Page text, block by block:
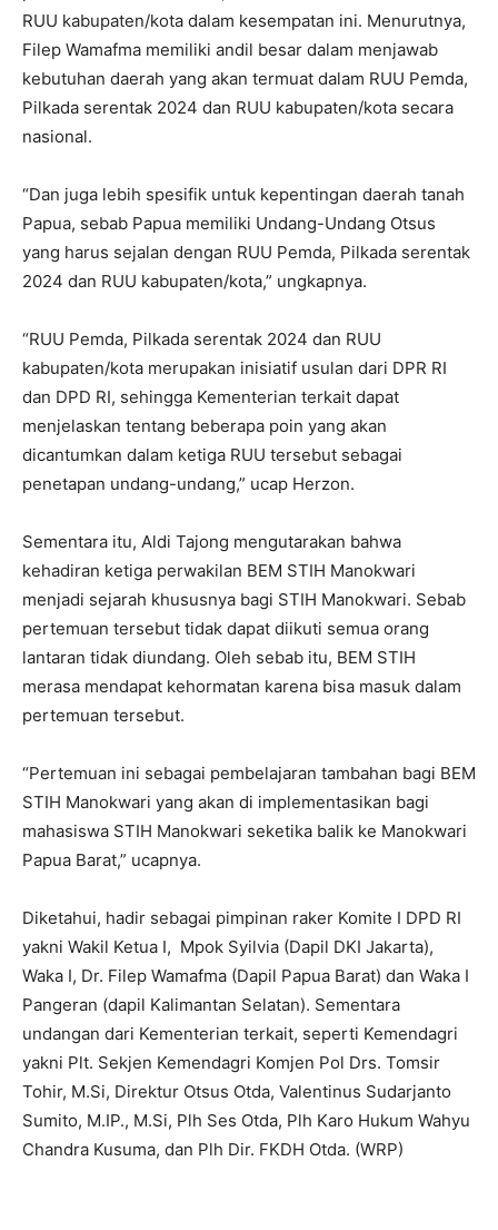
RUU kabupaten/kota dalam kesempatan ini. Menurutnya,
Filep Wamafma memiliki andil besar dalam menjawab
kebutuhan daerah yang akan termuat dalam RUU Pemda,
Pilkada serentak 2024 dan RUU kabupaten/kota secara
nasional.
“Dan juga lebih spesifik untuk kepentingan daerah tanah
Papua, sebab Papua memiliki Undang-Undang Otsus
yang harus sejalan dengan RUU Pemda, Pilkada serentak
2024 dan RUU kabupaten/kota,” ungkapnya.
“RUU Pemda, Pilkada serentak 2024 dan RUU
kabupaten/kota merupakan inisiatif usulan dari DPR RI
dan DPD RI, sehingga Kementerian terkait dapat
menjelaskan tentang beberapa poin yang akan
dicantumkan dalam ketiga RUU tersebut sebagai
penetapan undang-undang,” ucap Herzon.
Sementara itu, Aldi Tajong mengutarakan bahwa
kehadiran ketiga perwakilan BEM STIH Manokwari
menjadi sejarah khususnya bagi STIH Manokwari. Sebab
pertemuan tersebut tidak dapat diikuti semua orang
lantaran tidak diundang. Oleh sebab itu, BEM STIH
merasa mendapat kehormatan karena bisa masuk dalam
pertemuan tersebut.
“Pertemuan ini sebagai pembelajaran tambahan bagi BEM
STIH Manokwari yang akan di implementasikan bagi
mahasiswa STIH Manokwari seketika balik ke Manokwari
Papua Barat,” ucapnya.
Diketahui, hadir sebagai pimpinan raker Komite I DPD RI
yakni Wakil Ketua I, Mpok Syilvia (Dapil DKI Jakarta),
Waka I, Dr. Filep Wamafma (Dapil Papua Barat) dan Waka I
Pangeran (dapil Kalimantan Selatan). Sementara
undangan dari Kementerian terkait, seperti Kemendagri
yakni Plt. Sekjen Kemendagri Komjen Pol Drs. Tomsir
Tohir, M.Si, Direktur Otsus Otda, Valentinus Sudarjanto
Sumito, M.IP., M.Si, Plh Ses Otda, Plh Karo Hukum Wahyu
Chandra Kusuma, dan Plh Dir. FKDH Otda. (WRP)